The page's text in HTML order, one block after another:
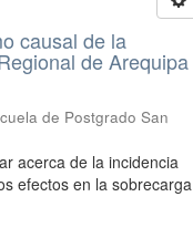
causal de la
de Arequipa
de Postgrado San
acerca de la incidencia
efectos en la sobrecarga